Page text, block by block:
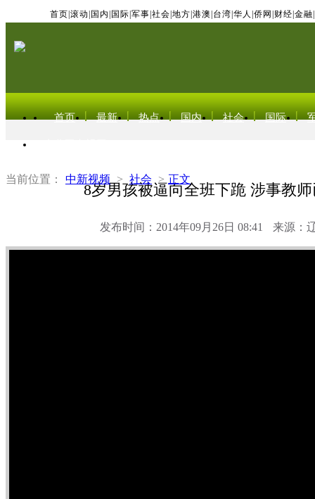
首页 滚动 国内 国际 军事 社会 地方 港澳 台湾 华人 侨网 财经 金融
首页 最新 热点 国内 社会 国际
当前位置： 中新视频 > 社会 > 正文
8岁男孩被逼向全班下跪 涉事教
发布时间：2014年09月26日 08:41 来源：